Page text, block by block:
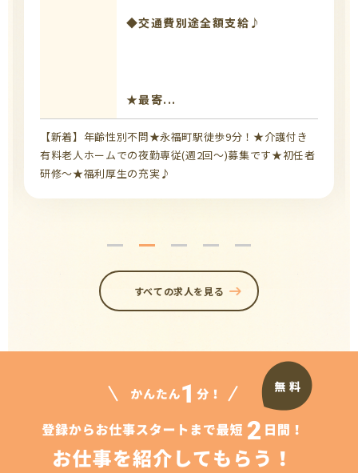
◆交通費別途全額支給♪
★最寄...
【新着】年齢性別不問★永福町駅徒歩9分！★介護付き
有料老人ホームでの夜勤専従(週2回～)募集です★初任者
研修～★福利厚生の充実♪
すべての求人を見る